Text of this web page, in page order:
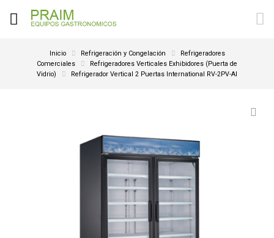
Inicio Refrigeración y Congelación
Refrigeradores
Comerciales
Refrigeradores Verticales Exhibidores (Puerta de
Vidrio)
Refrigerador Vertical 2 Puertas International RV-2PV-AI